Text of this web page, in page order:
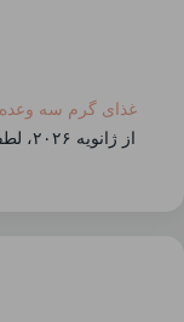
غذای گرم سه
از ژانویه ۲۰۲۶، لطفاً از قبل